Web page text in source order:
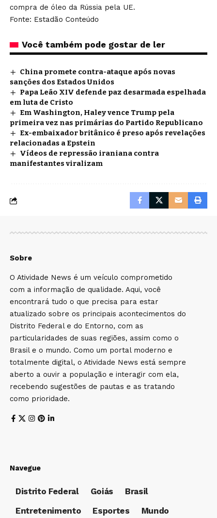
compra de óleo da Rússia pela UE.
Fonte: Estadão Conteúdo
Você também pode gostar de ler
China promete contra-ataque após novas
sanções dos Estados Unidos
Papa Leão XIV defende paz desarmada espelhada
em luta de Cristo
Em Washington, Haley vence Trump pela
primeira vez nas primárias do Partido Republicano
Ex-embaixador britânico é preso após revelações
relacionadas a Epstein
Vídeos de repressão iraniana contra
manifestantes viralizam
Sobre
O Atividade News é um veículo comprometido
com a informação de qualidade. Aqui, você
encontrará tudo o que precisa para estar
atualizado sobre os principais acontecimentos do
Distrito Federal e do Entorno, com as
particularidades de suas regiões, assim como o
Brasil e o mundo. Como um portal moderno e
totalmente digital, o Atividade News está sempre
aberto a ouvir a população e interagir com ela,
recebendo sugestões de pautas e as tratando
como prioridade.
Navegue
Distrito Federal Goiás
Brasil
Entretenimento
Esportes Mundo